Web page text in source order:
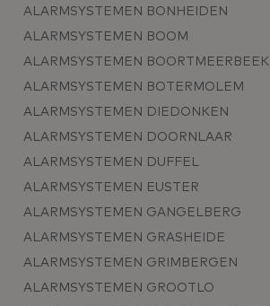
ALARMSYSTEMEN BONHEIDEN
ALARMSYSTEMEN BOOM
ALARMSYSTEMEN BOORTMEERBEEK
ALARMSYSTEMEN BOTERMOLEM
ALARMSYSTEMEN DIEDONKEN
ALARMSYSTEMEN DOORNLAAR
ALARMSYSTEMEN DUFFEL
ALARMSYSTEMEN EUSTER
ALARMSYSTEMEN GANGELBERG
ALARMSYSTEMEN GRASHEIDE
ALARMSYSTEMEN GRIMBERGEN
ALARMSYSTEMEN GROOTLO